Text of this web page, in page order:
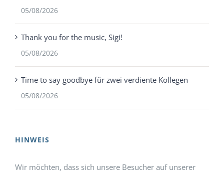
05/08/2026
Thank you for the music, Sigi!
05/08/2026
Time to say goodbye für zwei verdiente Kollegen
05/08/2026
HINWEIS
Wir möchten, dass sich unsere Besucher auf unserer